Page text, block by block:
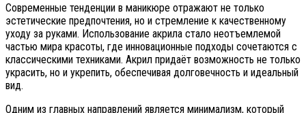
Современные тенденции в маникюре отражают не только
эстетические предпочтения, но и стремление к качественному
уходу за руками. Использование акрила стало неотъемлемой
частью мира красоты, где инновационные подходы сочетаются с
классическими техниками. Акрил придаёт возможность не только
украсить, но и укрепить, обеспечивая долговечность и идеальный
вид.
Одним из главных направлений является минимализм, который